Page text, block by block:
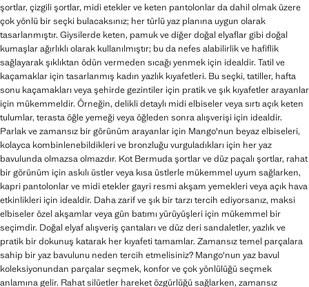
şortlar, çizgili şortlar, midi etekler ve keten pantolonlar da dahil olmak üzere
çok yönlü bir seçki bulacaksınız; her türlü yaz planına uygun olarak
tasarlanmıştır. Giysilerde keten, pamuk ve diğer doğal elyaflar gibi doğal
kumaşlar ağırlıklı olarak kullanılmıştır; bu da nefes alabilirlik ve hafiflik
sağlayarak şıklıktan ödün vermeden sıcağı yenmek için idealdir. Tatil ve
kaçamaklar için tasarlanmış kadın yazlık kıyafetleri. Bu seçki, tatiller, hafta
sonu kaçamakları veya şehirde gezintiler için pratik ve şık kıyafetler arayanlar
için mükemmeldir. Örneğin, delikli detaylı midi elbiseler veya sırtı açık keten
tulumlar, terasta öğle yemeği veya öğleden sonra alışverişi için idealdir.
Parlak ve zamansız bir görünüm arayanlar için Mango'nun beyaz elbiseleri,
kolayca kombinlenebildikleri ve bronzluğu vurguladıkları için her yaz
bavulunda olmazsa olmazdır. Kot Bermuda şortlar ve düz paçalı şortlar, rahat
bir görünüm için askılı üstler veya kısa üstlerle mükemmel uyum sağlarken,
kapri pantolonlar ve midi etekler gayri resmi akşam yemekleri veya açık hava
etkinlikleri için idealdir. Daha zarif ve şık bir tarzı tercih ediyorsanız, maksi
elbiseler özel akşamlar veya gün batımı yürüyüşleri için mükemmel bir
seçimdir. Doğal elyaf alışveriş çantaları ve düz deri sandaletler, yazlık ve
pratik bir dokunuş katarak her kıyafeti tamamlar. Zamansız temel parçalara
sahip bir yaz bavulunu neden tercih etmelisiniz? Mango'nun yaz bavul
koleksiyonundan parçalar seçmek, konfor ve çok yönlülüğü seçmek
anlamına gelir. Rahat silüetler hareket özgürlüğü sağlarken, zamansız